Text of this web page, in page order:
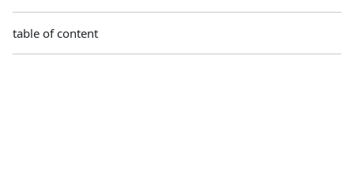
table of content